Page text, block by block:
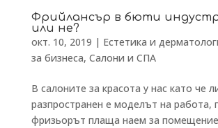
Фрийлансър в бюти
или не?
окт. 10, 2019 | Естетика и
за бизнеса, Салони и СПА
В салоните за красота у нас като че
разпространен е моделът на работа,
фризьорът плаща наем за